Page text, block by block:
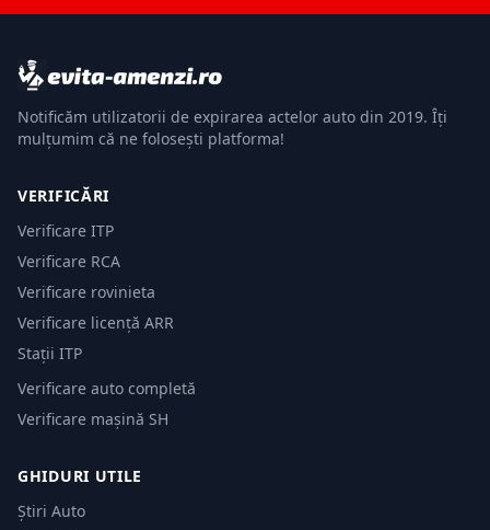
Notificăm utilizatorii de expirarea actelor auto din 2019. Îți
mulțumim că ne folosești platforma!
VERIFICĂRI
Verificare ITP
Verificare RCA
Verificare rovinieta
Verificare licență ARR
Stații ITP
Verificare auto completă
Verificare mașină SH
GHIDURI UTILE
Știri Auto